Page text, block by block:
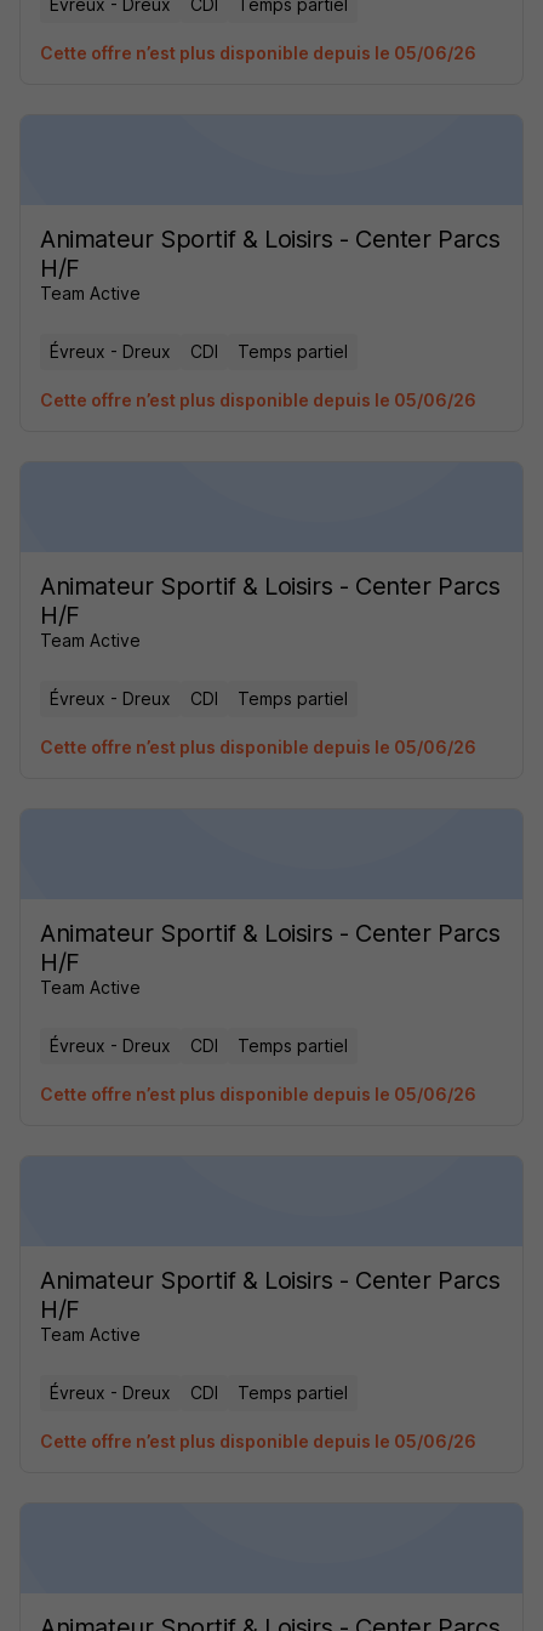
Évreux - Dreux CDI Temps partiel
Cette offre n’est plus disponible depuis le 05/06/26
Animateur Sportif & Loisirs - Center Parcs
H/F
Team Active
Évreux - Dreux CDI Temps partiel
Cette offre n’est plus disponible depuis le 05/06/26
Animateur Sportif & Loisirs - Center Parcs
H/F
Team Active
Évreux - Dreux CDI Temps partiel
Cette offre n’est plus disponible depuis le 05/06/26
Animateur Sportif & Loisirs - Center Parcs
H/F
Team Active
Évreux - Dreux CDI Temps partiel
Cette offre n’est plus disponible depuis le 05/06/26
Animateur Sportif & Loisirs - Center Parcs
H/F
Team Active
Évreux - Dreux CDI Temps partiel
Cette offre n’est plus disponible depuis le 05/06/26